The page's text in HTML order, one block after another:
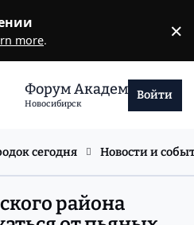
more. ×
Форум Академгородка
Новосибирск
Войти
сегодня Новости и
района